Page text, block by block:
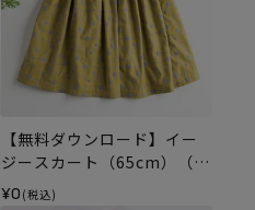
【無料ダウンロード】イー
ジースカート（65cm）（レ
シピ）
¥0 (税込)